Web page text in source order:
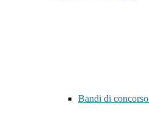
Bandi di concorso